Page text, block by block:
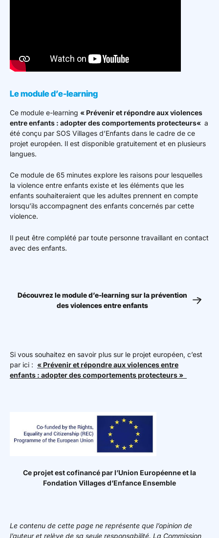
Le module d’e-learning
Ce module e-learning « Prévenir et répondre aux violences
entre enfants : adopter des comportements protecteurs« a
été conçu par SOS Villages d’Enfants dans le cadre de ce
projet européen. Il est disponible gratuitement et en plusieurs
langues.
Ce module de 65 minutes explore les raisons pour lesquelles
la violence entre enfants existe et les éléments que les
enfants souhaiteraient que les adultes prennent en compte
lorsqu’ils accompagnent des enfants concernés par cette
violence.
Il peut être complété par toute personne travaillant en contact
avec des enfants.
Découvrez le module d’e-learning sur la prévention
des violences entre enfants
Si vous souhaitez en savoir plus sur le projet européen, c’est
par ici : « Prévenir et répondre aux violences entre
enfants : adopter des comportements protecteurs »
Ce projet est cofinancé par l’Union Européenne et la
Fondation Villages d’Enfance Ensemble
Le contenu de cette page ne représente que l’opinion de
l’auteur et relève de sa seule responsabilité. La Commission